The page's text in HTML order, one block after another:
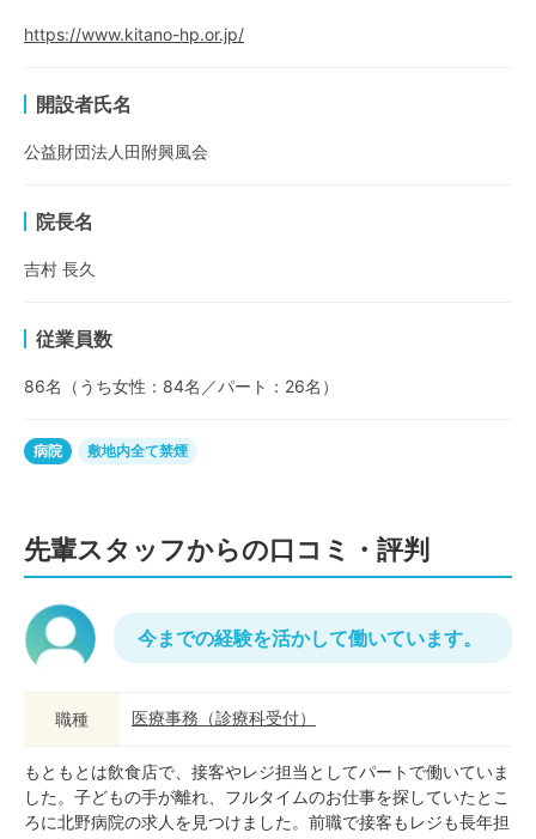
https://www.kitano-hp.or.jp/
開設者氏名
公益財団法人田附興風会
院長名
吉村 長久
従業員数
86名（うち女性：84名／パート：26名）
病院 敷地内全て禁煙
先輩スタッフからの口コミ・評判
今までの経験を活かして働いています。
職種 医療事務 （診療科受付）
もともとは飲食店で、接客やレジ担当としてパートで働いていま
した。子どもの手が離れ、フルタイムのお仕事を探していたとこ
ろに北野病院の求人を見つけました。前職で接客もレジも長年担